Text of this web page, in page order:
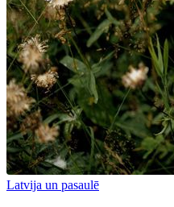
Latvija un pasaulē